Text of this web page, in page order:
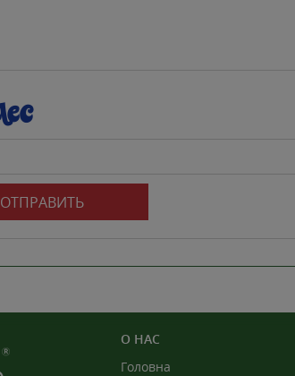
ОТПРАВИТЬ
О НАС
Головна